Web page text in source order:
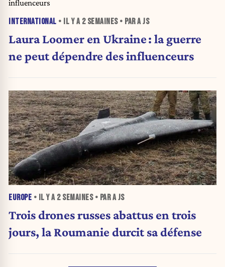
INTERNATIONAL • IL Y A 2 SEMAINES• PAR A JS
Laura Loomer en Ukraine : la guerre
ne peut dépendre des influenceurs
EUROPE • IL Y A 2 SEMAINES• PAR A JS
Trois drones russes abattus en trois
jours, la Roumanie durcit sa défense